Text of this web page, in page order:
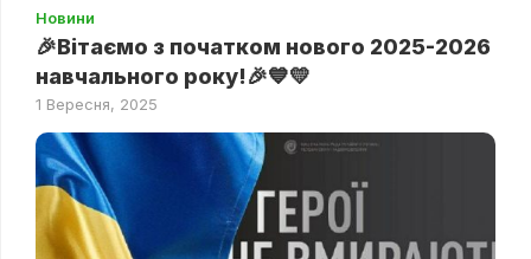
Новини
🎉Вітаємо з початком нового 2025-2026
навчального року!🎉💙💛
1 Вересня, 2025